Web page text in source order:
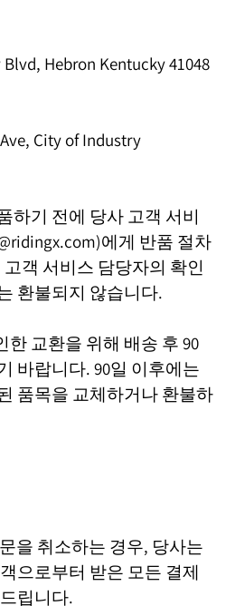
Hebron Kentucky 41048
City of Industry
하기 전에 당사 고객 서비
에게 반품 절차
객 서비스 담당자의 확인
환불되지 않습니다.
교환을 위해 배송 후 90
바랍니다. 90일 이후에는
품목을 교체하거나 환불하
을 취소하는 경우, 당사는
으로부터 받은 모든 결제
립니다.